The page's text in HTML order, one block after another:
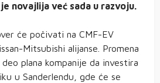
novajlija već sada u razvoju.
će počivati na CMF-EV
Mitsubishi alijanse. Promena
plana kompanije da investira
u Sanderlendu, gde će se